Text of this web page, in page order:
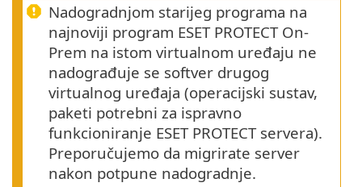
Nadogradnjom starijeg programa na
najnoviji program ESET PROTECT On-
Prem na istom virtualnom uređaju ne
nadograđuje se softver drugog
virtualnog uređaja (operacijski sustav,
paketi potrebni za ispravno
funkcioniranje ESET PROTECT servera).
Preporučujemo da migrirate server
nakon potpune nadogradnje.